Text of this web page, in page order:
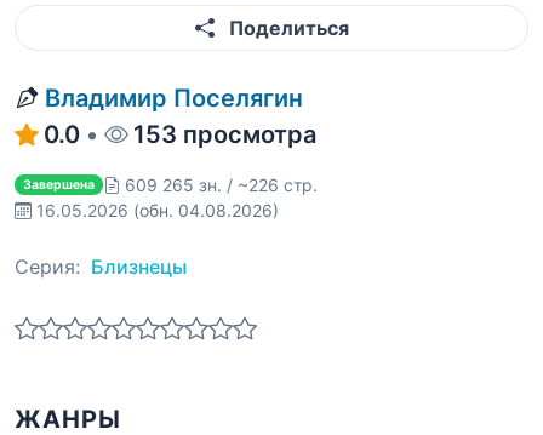
Поделиться
Владимир Поселягин
0.0 • 153 просмотра
Завершена
609 265 зн. / ~226 стр.
16.05.2026 (обн. 04.08.2026)
Серия: Близнецы
ЖАНРЫ